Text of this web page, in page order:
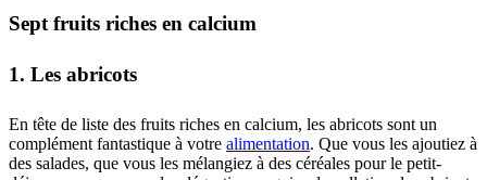
Sept fruits riches en calcium
1. Les abricots
En tête de liste des fruits riches en calcium, les abricots sont un
complément fantastique à votre alimentation. Que vous les ajoutiez à
des salades, que vous les mélangiez à des céréales pour le petit-